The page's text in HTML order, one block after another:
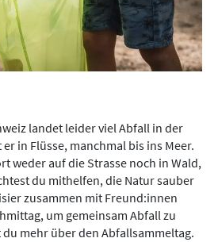
landet leider viel Abfall in der
in Flüsse, manchmal bis ins Meer.
weder auf die Strasse noch in Wald,
du mithelfen, die Natur sauber
zusammen mit Freund:innen
um gemeinsam Abfall zu
mehr über den Abfallsammeltag.